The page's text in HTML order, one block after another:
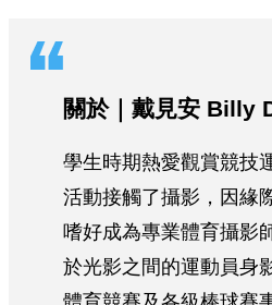
關於｜戴見安 Billy
學生時期熱愛觀賞競技
活動接觸了攝影，因緣
嗜好成為專業體育攝影
於光影之間的運動員身